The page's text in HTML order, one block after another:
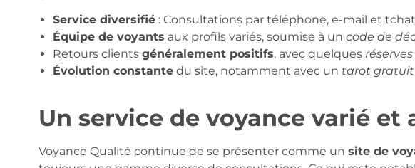
Service diversifié: Consultations par téléphone, e-mail et
Équipe de voyants aux profils variés, soumise à un code de
Retours clients généralement positifs, avec quelques
Évolution constantedu site, notamment avec un tarot gratuit
Un service de voyance varié et
Voyance Qualité continue de se présenter comme un site de